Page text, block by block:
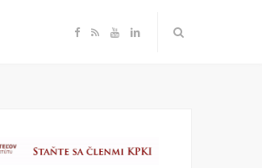
F
e
R Y
T
L
k